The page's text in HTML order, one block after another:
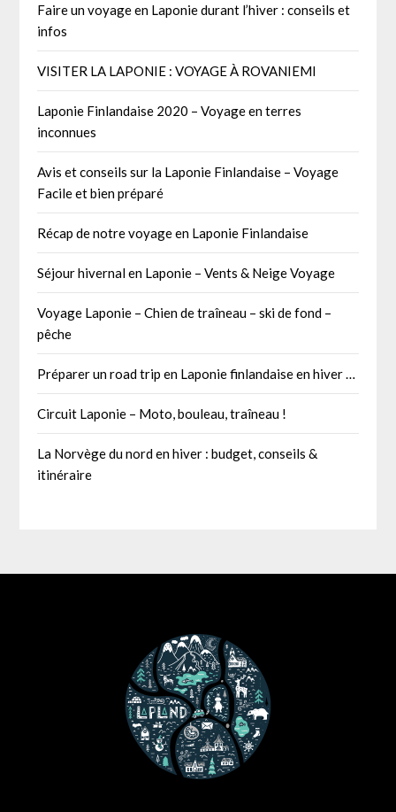
Faire un voyage en Laponie durant l’hiver : conseils et
infos
VISITER LA LAPONIE : VOYAGE À ROVANIEMI
Laponie Finlandaise 2020 – Voyage en terres
inconnues
Avis et conseils sur la Laponie Finlandaise – Voyage
Facile et bien préparé
Récap de notre voyage en Laponie Finlandaise
Séjour hivernal en Laponie – Vents & Neige Voyage
Voyage Laponie – Chien de traîneau – ski de fond –
pêche
Préparer un road trip en Laponie finlandaise en hiver …
Circuit Laponie – Moto, bouleau, traîneau !
La Norvège du nord en hiver : budget, conseils &
itinéraire